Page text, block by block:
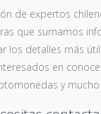
de expertos
que sumamos
los detalles más
en
y mucho